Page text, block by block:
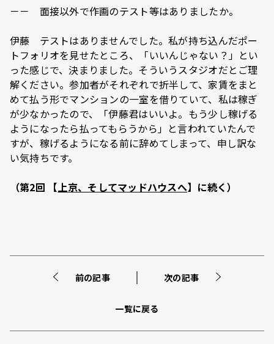
－－ 面接以外で作画のテスト等はありましたか。
伊藤 テストはありませんでした。私が持ち込んだポー
トフォリオを見せたところ、「いいんじゃない？」とい
った感じで、決まりました。そういうスタジオだとご理
解ください。参加者がそれぞれで折半して、家賃をまと
めて払う形でマンションの一室を借りていて、私は稼ぎ
が少なかったので、「伊藤君はいいよ。もう少し稼げる
ようになったら払ってもらうから」と言われていたんで
すが、稼げるようになる前に辞めてしまって、申し訳な
い気持ちです。
（第2回 【上京、そしてマッドハウスへ】に続く）
前の記事
一覧に戻る
次の記事